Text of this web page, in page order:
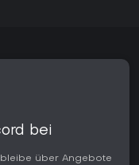
bei
über Angebote